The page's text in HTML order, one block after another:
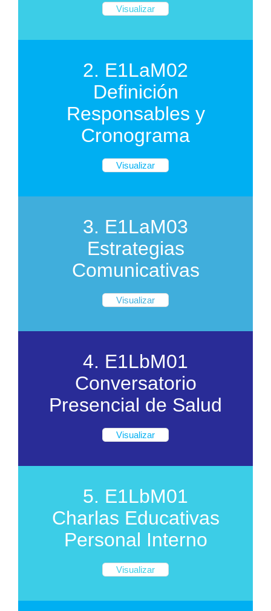
Visualizar
2. E1LaM02
Definición
Responsables y
Cronograma
Visualizar
3. E1LaM03
Estrategias
Comunicativas
Visualizar
4. E1LbM01
Conversatorio
Presencial de Salud
Visualizar
5. E1LbM01
Charlas Educativas
Personal Interno
Visualizar